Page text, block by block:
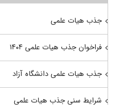
جذب هیات علمی
فراخوان جذب هیات علمی ۱۴۰۴
جذب هیات علمی دانشگاه آزاد
شرایط سنی جذب هیات علمی